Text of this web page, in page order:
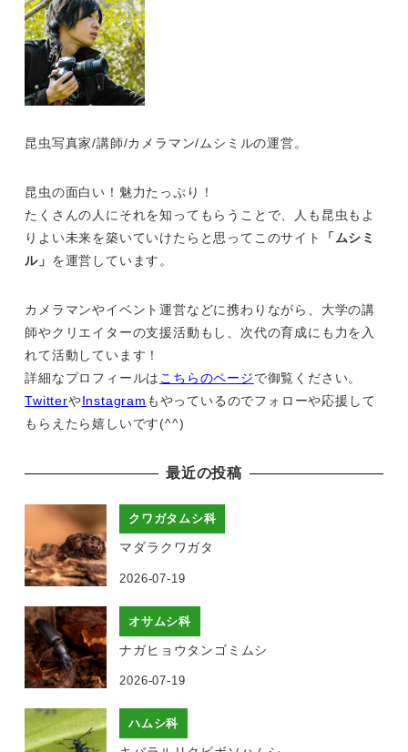
昆虫写真家/講師/カメラマン/ムシミルの運営。
昆虫の面白い！魅力たっぷり！
たくさんの人にそれを知ってもらうことで、人も昆虫もよ
りよい未来を築いていけたらと思ってこのサイト
「ムシミ
ル」 を運営しています。
カメラマンやイベント運営などに携わりながら、大学の講
師やクリエイターの支援活動もし、次代の育成にも力を入
れて活動しています！
詳細なプロフィールは こちらのページで御覧ください。
TwitterやInstagram もやっているのでフォローや応援して
もらえたら嬉しいです(^^)
最近の投稿
クワガタムシ科
マダラクワガタ
2026-07-19
オサムシ科
ナガヒョウタンゴミムシ
2026-07-19
ハムシ科